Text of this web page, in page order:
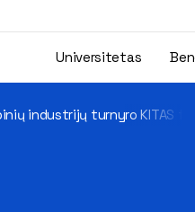
Universitetas
industrijų turnyro KITAS